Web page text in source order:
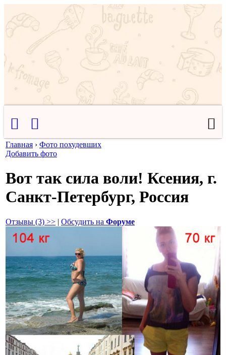
Главная › Фото похудевших
Добавить фото
Вот так сила воли! Ксения, г.
Санкт-Петербург, Россия
Отзывы (3) >> | Обсудить на Форуме